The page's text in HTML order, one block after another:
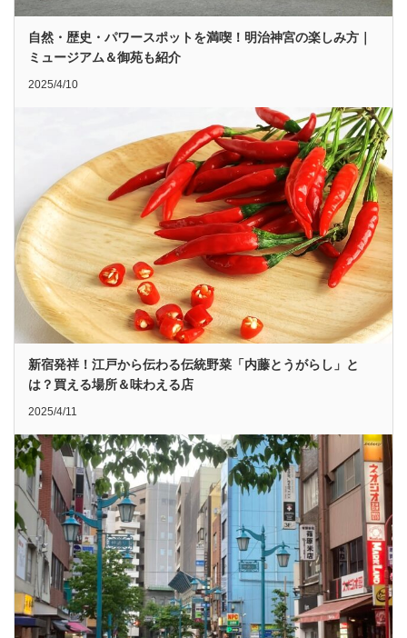
自然・歴史・パワースポットを満喫！明治神宮の楽しみ方｜
ミュージアム＆御苑も紹介
2025/4/10
新宿発祥！江戸から伝わる伝統野菜「内藤とうがらし」と
は？買える場所＆味わえる店
2025/4/11